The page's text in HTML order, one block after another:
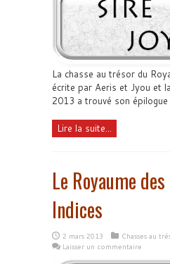
La chasse au trésor du
écrite par Aeris et Jyou et
2013 a trouvé son
Lire la suite...
Le Royaume
Indices
2 mars 2013
Chasses au
Laisser un commentaire